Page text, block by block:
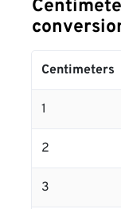
Centimeters
1
2
3